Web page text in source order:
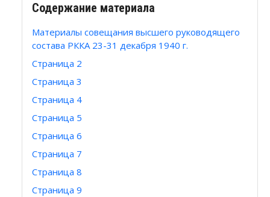
Содержание материала
Материалы совещания высшего руководящего
состава РККА 23-31 декабря 1940 г.
Страница 2
Страница 3
Страница 4
Страница 5
Страница 6
Страница 7
Страница 8
Страница 9